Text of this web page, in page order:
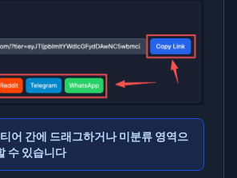
어 간에 드래그하거나 미분류 영역으
수 있습니다